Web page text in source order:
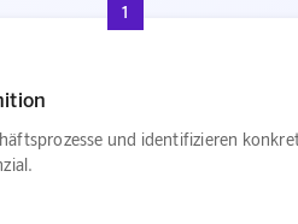
1
und identifizieren